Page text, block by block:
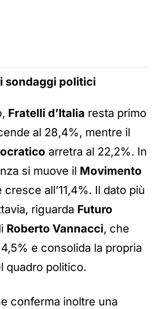
sondaggi politici
Fratelli d’Italia resta primo
al 28,4%, mentre il
arretra al 22,2%. In
si muove il Movimento
cresce all’11,4%. Il dato più
riguarda Futuro
Roberto Vannacci, che
e consolida la propria
quadro politico.
conferma inoltre una